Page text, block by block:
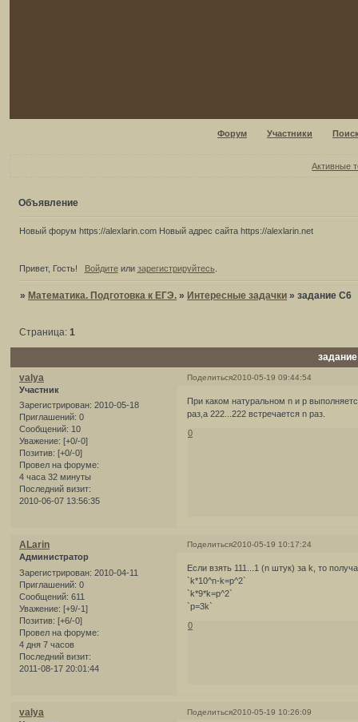
Форум Участники
Активные
Объявление
Новый форум https://alexlarin.com Новый адрес сайта https://alexlarin.net
Привет, Гость! Войдитеили зарегистрируйтесь.
»Математика. Подготовка к ЕГЭ. »Интересные задачки »задание С6
Страница: 1
Поделиться2010-05-19 09:44:54
valya
Участник
Зарегистрирован: 2010-05-18
Приглашений: 0
Сообщений: 10
Уважение: [+0/-0]
Позитив: [+0/-0]
Провел на форуме:
4 часа 32 минуты
Последний визит:
2010-06-07 13:56:35
При каком натуральном n и p
раз,а 222...222 встречается n раз.
0
Поделиться2010-05-19 10:17:24
ALarin
Администратор
Зарегистрирован: 2010-04-11
Приглашений: 0
Сообщений: 611
Уважение: [+9/-1]
Позитив: [+6/-0]
Провел на форуме:
4 дня 7 часов
Последний визит:
2011-08-17 20:01:44
Если взять 111...1 (n штук) за k, то
`k*10^n-k=p^2`
`k*9*k=p^2`
`p=3k`
0
Поделиться2010-05-19 10:26:09
valya